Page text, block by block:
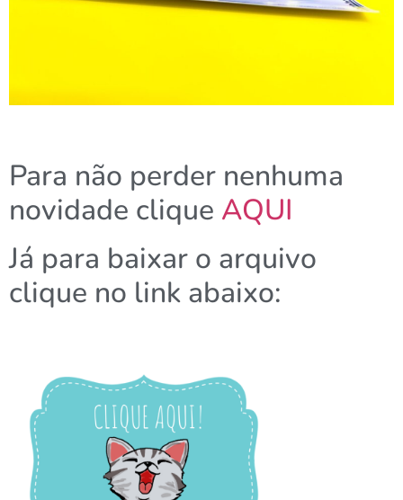
Para não perder nenhuma
novidade clique AQUI
Já para baixar o arquivo
clique no link abaixo: